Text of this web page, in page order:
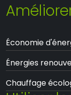
Économie
Énergies
Chauffage